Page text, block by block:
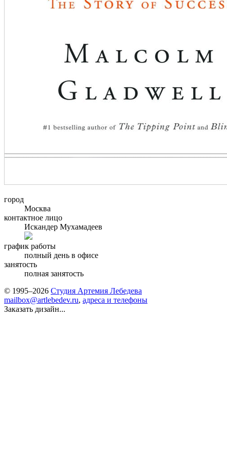
город
Москва
контактное лицо
Искандер Мухамадеев
график работы
полный день в офисе
занятость
полная занятость
© 1995–2026 Студия Артемия Лебедева
mailbox@artlebedev.ru, адреса и телефоны
Заказать дизайн...